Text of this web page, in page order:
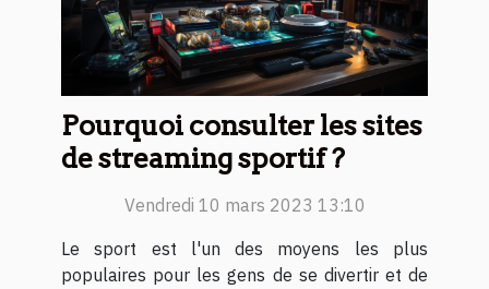
Pourquoi consulter les sites
de streaming sportif ?
Vendredi 10 mars 2023 13:10
Le sport est l'un des moyens les plus
populaires pour les gens de se divertir et de